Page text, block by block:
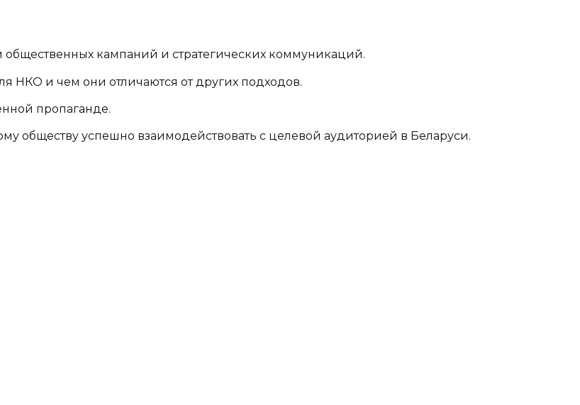
кампаний и стратегических коммуникаций.
НКО и чем они отличаются от других подходов.
пропаганде.
обществу успешно взаимодействовать с целевой аудиторией в Беларуси.